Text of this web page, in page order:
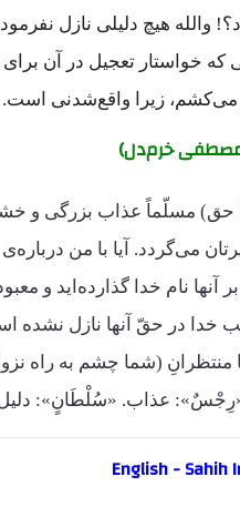
والله هیچ دلیلی نازل
که خواستار تعجیل در آن برای
می‌کشم، زیرا واقع‌شدنی است.
خرم‌دل)
حق) مسلّماً عذاب بزرگی و
می‌گردد. آیا با من
نام خدا گذارده‌اید و
خدا در حقّ آنها نازل نشده
منتظرانِ (شما چشم به راه
عذاب. «سُلْطَانٍ»:
English - Sahih